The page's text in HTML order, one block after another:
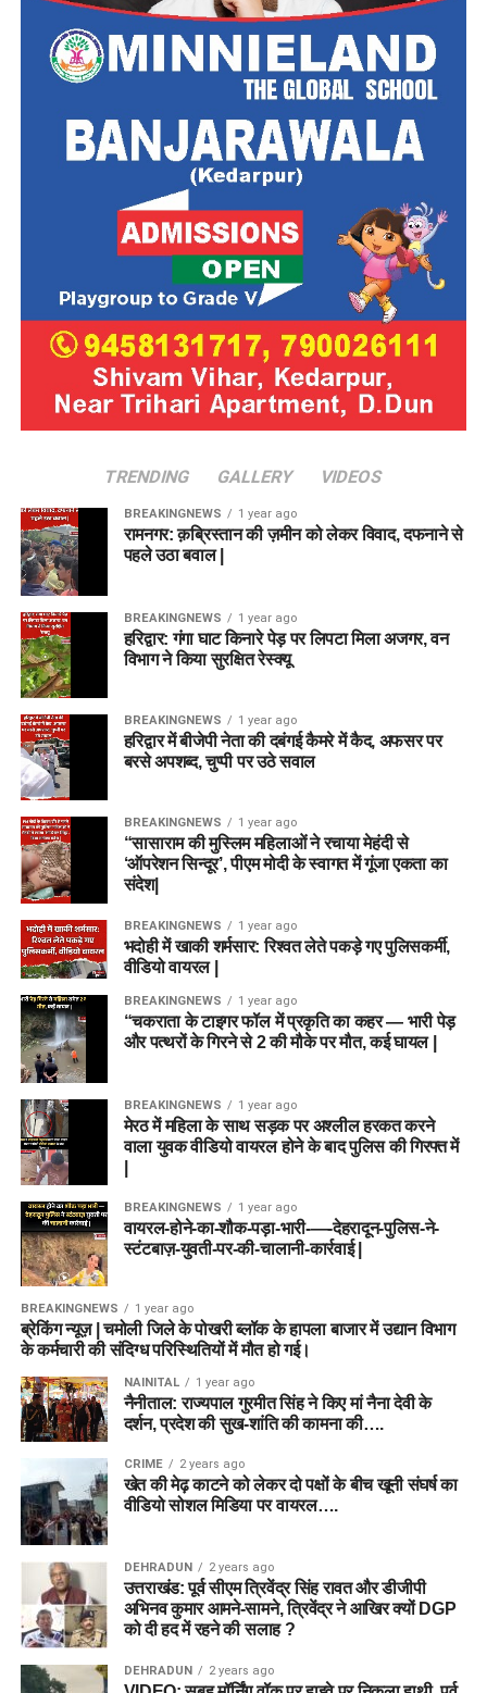
TRENDING GALLERY VIDEOS
BREAKINGNEWS 1 year ago
रामनगर: क़ब्रिस्तान की ज़मीन को लेकर विवाद, दफनाने से
पहले उठा बवाल |
BREAKINGNEWS 1 year ago
हरिद्वार: गंगा घाट किनारे पेड़ पर लिपटा मिला अजगर, वन
विभाग ने किया सुरक्षित रेस्क्यू
BREAKINGNEWS 1 year ago
हरिद्वार में बीजेपी नेता की दबंगई कैमरे में कैद, अफसर पर
बरसे अपशब्द, चुप्पी पर उठे सवाल
BREAKINGNEWS 1 year ago
“सासाराम की मुस्लिम महिलाओं ने रचाया मेहंदी से
‘ऑपरेशन सिन्दूर’, पीएम मोदी के स्वागत में गूंजा एकता का
संदेश|
BREAKINGNEWS 1 year ago
भदोही में खाकी शर्मसार: रिश्वत लेते पकड़े गए पुलिसकर्मी,
वीडियो वायरल |
BREAKINGNEWS 1 year ago
“चकराता के टाइगर फॉल में प्रकृति का कहर — भारी पेड़
और पत्थरों के गिरने से 2 की मौके पर मौत, कई घायल |
BREAKINGNEWS 1 year ago
मेरठ में महिला के साथ सड़क पर अश्लील हरकत करने
वाला युवक वीडियो वायरल होने के बाद पुलिस की गिरफ्त में
BREAKINGNEWS 1 year ago
वायरल-होने-का-शौक-पड़ा-भारी-—-देहरादून-पुलिस-ने-
स्टंटबाज़-युवती-पर-की-चालानी-कार्रवाई |
BREAKINGNEWS 1 year ago
ब्रेकिंग न्यूज़ | चमोली जिले के पोखरी ब्लॉक के हापला बाजार में उद्यान विभाग
के कर्मचारी की संदिग्ध परिस्थितियों में मौत हो गई।
NAINITAL 1 year ago
नैनीताल: राज्यपाल गुरमीत सिंह ने किए मां नैना देवी के
दर्शन, प्रदेश की सुख-शांति की कामना की….
CRIME 2 years ago
खेत की मेढ़ काटने को लेकर दो पक्षों के बीच खूनी संघर्ष का
वीडियो सोशल मिडिया पर वायरल….
DEHRADUN 2 years ago
उत्तराखंड: पूर्व सीएम त्रिवेंद्र सिंह रावत और डीजीपी
अभिनव कुमार आमने-सामने, त्रिवेंद्र ने आखिर क्यों DGP
को दी हद में रहने की सलाह ?
DEHRADUN 2 years ago